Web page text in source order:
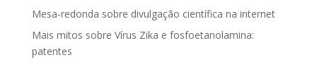
Mesa-redonda sobre divulgação científica na internet
Mais mitos sobre Vírus Zika e fosfoetanolamina:
patentes